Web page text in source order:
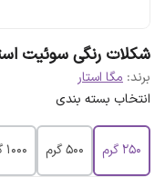
شکلات رنگی سوئیت
برند: مگا استار
انتخاب بسته بندی
250 گرم 500 گرم 1000 گرم